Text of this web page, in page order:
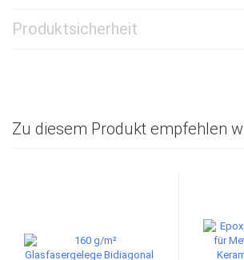
Produktsicherheit
Zu diesem Produkt empfehlen